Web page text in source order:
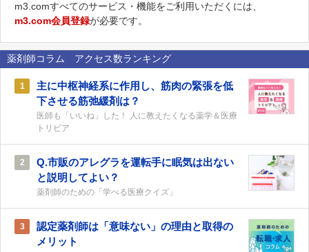
m3.comすべてのサービス・機能をご利用いただくには、
m3.com会員登録が必要です。
薬剤師コラム アクセス数ランキング
1
主に中枢神経系に作用し、筋肉の緊張を低
下させる筋弛緩剤は？
医師も「いいね」した！ 人に教えたくなる薬学＆医療
トリビア
2
Q.市販のアレグラを運転手に眠気は出ない
と説明してよい？
薬剤師のための「学べる医療クイズ」
3
認定薬剤師は「意味ない」の理由と取得の
メリット